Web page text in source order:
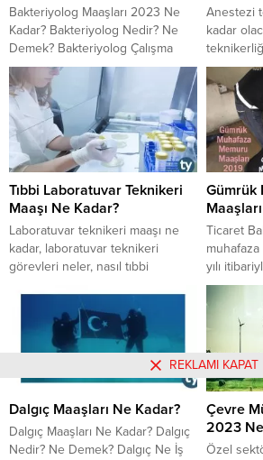
Bakteriyolog Maaşları 2023 Ne
Kadar? Bakteriyolog Nedir? Ne
Demek? Bakteriyolog Çalışma
Şartları ve Çalışma Saatleri 2023
Bakteriyolog Ne İş Yapar?
Devlette Bakteriyolog Maaşı 2023
Özel Sektörde Bakteriyolog Maaşı
2023
​​​​​​​Anestezi
kadar
anestezi
anestezi
şartları
anestezi
kadar
Tıbbi Laboratuvar Teknikeri
Maaşı Ne Kadar?
​​​​​​​Laboratuvar teknikeri maaşı ne
kadar, laboratuvar teknikeri
görevleri neler, nasıl tıbbi
şartları nasıldır, özel sektörde
tıbbi laboratuvar teknikeri maaşı
ne kadardır gibi sorularına
yazımız içinden cevaplar
Gümrük
Ticaret
yılı
Gümrük
ücretleri
Gümrük
15 Ocak
ellerine
Muhafaza
koşulları
Dalgıç Maaşları Ne Kadar?
Dalgıç Maaşları Ne Kadar? Dalgıç
Nedir? Ne Demek? Dalgıç Ne İş
Çevre
2023
​​​​​​​Özel
REKLAMI KAPAT